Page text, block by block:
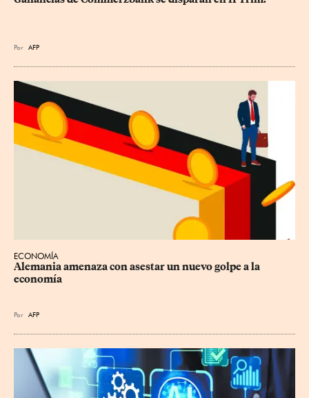
Por AFP
ECONOMÍA
Alemania amenaza con asestar un nuevo golpe a la
economía
Por AFP